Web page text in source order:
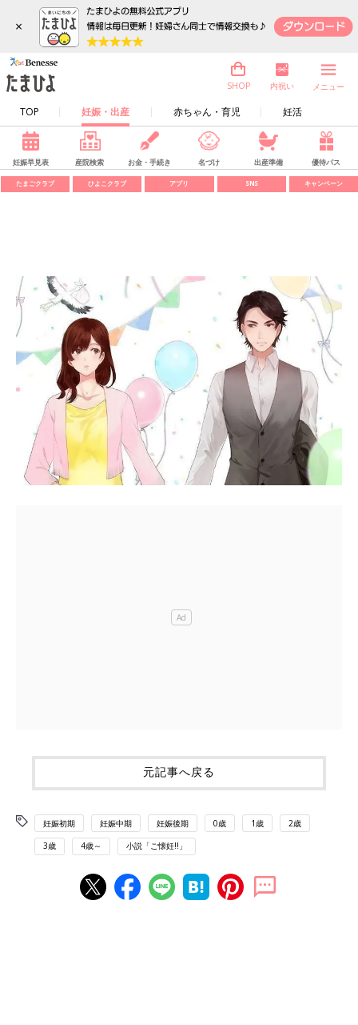
×
TOP 妊娠・出産 赤ちゃん・育児 妊活
SHOP 内祝い メニュー
妊娠早見表 産院検索 お金・手続き 名づけ 出産準備 優待パス
たまごクラブ ひよこクラブ アプリ SNS キャンペーン
元記事へ戻る
妊娠初期 妊娠中期 妊娠後期 0歳 1歳 2歳
3歳 4歳～ 小説「ご懐妊!!」